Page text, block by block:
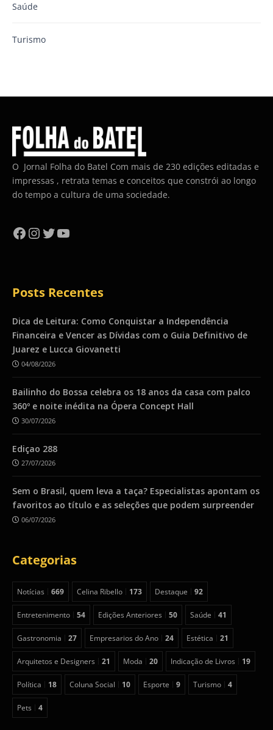
Saúde
Turismo
O Jornal Folha do Batel Com mais de 230 edições editadas e
impressas , retrata temas e conceitos que constrói ao longo
do tempo a cultura de uma sociedade.
Facebook
Instagram
Twitter
YouTube
Posts Recentes
Dica de Leitura: Como Conquistar a Independência
Financeira e Vencer as Dívidas com o Guia Definitivo de
Juarez e Lucca Giovanetti
04/08/2026
Bailinho do Bossa celebra os 18 anos da casa com palco
360º e noite inédita na Ópera Concept Hall
30/07/2026
Ediçao 288
27/07/2026
Sem o Brasil, quem leva a taça? Especialistas apontam os
favoritos ao título e as seleções que podem surpreender
06/07/2026
Categorias
Notícias 669 Celina Ribello 173 Destaque 92
Entretenimento 54 Edições Anteriores 50 Saúde 41
Gastronomia 27 Empresarios do Ano 24 Estética 21
Arquitetos e Designers 21 Moda 20 Indicação de Livros 19
Política 18 Coluna Social 10 Esporte 9 Turismo 4
Pets 4